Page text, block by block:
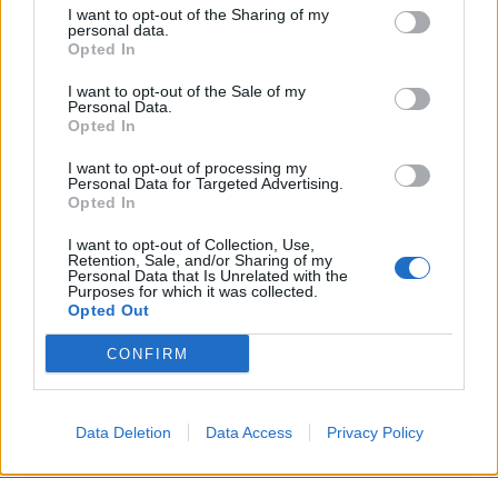
I want to opt-out of the Sharing of my
personal data.
Opted In
I want to opt-out of the Sale of my
Personal Data.
Opted In
I want to opt-out of processing my
Personal Data for Targeted Advertising.
Opted In
I want to opt-out of Collection, Use,
Retention, Sale, and/or Sharing of my
Personal Data that Is Unrelated with the
Purposes for which it was collected.
Opted Out
CONFIRM
Data Deletion Data Access Privacy Policy
Actus Info
Pourquoi le bouton start/stop disparaît
des voitures électriques
Auto Pour Vous 5 août 2026